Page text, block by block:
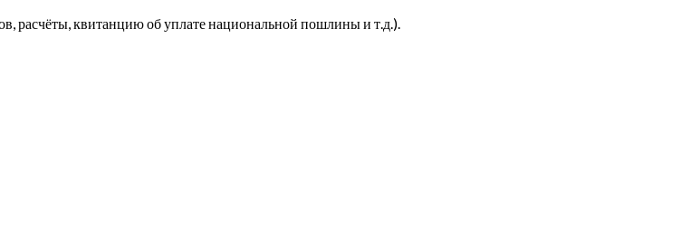
расчёты, квитанцию об уплате национальной пошлины и т.д.).